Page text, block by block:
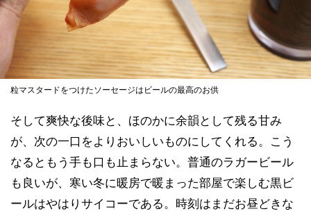
粒マスタードをつけたソーセージはビールの最高のお供
そして爽快な後味と、ほのかに余韻として残る甘み
が、次の一口をよりおいしいものにしてくれる。こう
なるともう手も口も止まらない。普通のラガービール
も良いが、寒い冬に暖房で暖まった部屋で楽しむ黒ビ
ールはやはりサイコーである。時刻はまだお昼どきな